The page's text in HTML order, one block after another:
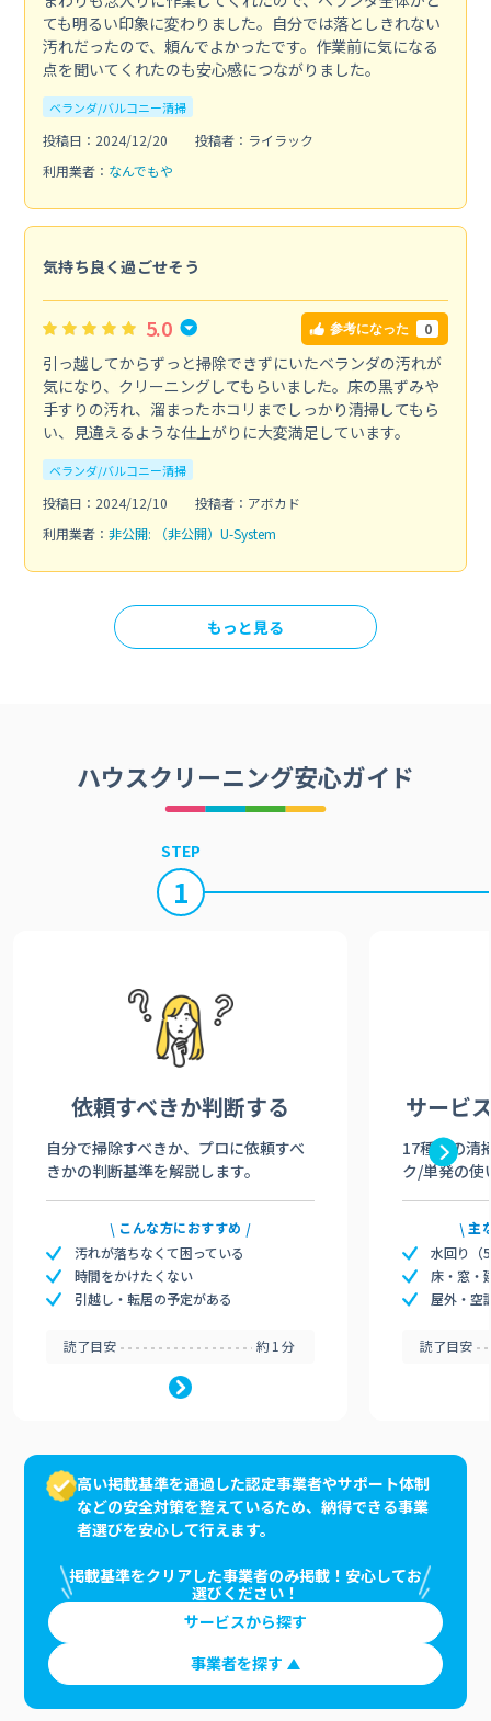
ても明るい印象に変わりました。自分では落としきれない
汚れだったので、頼んでよかったです。作業前に気になる
点を聞いてくれたのも安心感につながりました。
ベランダ/バルコニー清掃
投稿日：2024/12/20
投稿者：ライラック
利用業者： なんでもや
気持ち良く過ごせそう
5.0 参考になった 0
引っ越してからずっと掃除できずにいたベランダの汚れが
気になり、クリーニングしてもらいました。床の黒ずみや
手すりの汚れ、溜まったホコリまでしっかり清掃してもら
い、見違えるような仕上がりに大変満足しています。
ベランダ/バルコニー清掃
投稿日：2024/12/10
投稿者：アボカド
利用業者： 非公開: （非公開）U-System
もっと見る
ハウスクリーニング安心ガイド
STEP
1
依頼すべきか判断する
自分で掃除すべきか、プロに依頼すべ
きかの判断基準を解説します。
こんな方におすすめ
汚れが落ちなくて困っている
時間をかけたくない
引越し・転居の予定がある
読了目安 約1分
サービ
17種類の清
ク/単発の使
主
水回り（
床・窓・
屋外・空
読了目安
高い掲載基準を通過した認定事業者やサポート体制
などの安全対策を整えているため、納得できる事業
者選びを安心して行えます。
掲載基準をクリアした事業者のみ掲載！安心してお
選びください！
サービスから探す
事業者を探す